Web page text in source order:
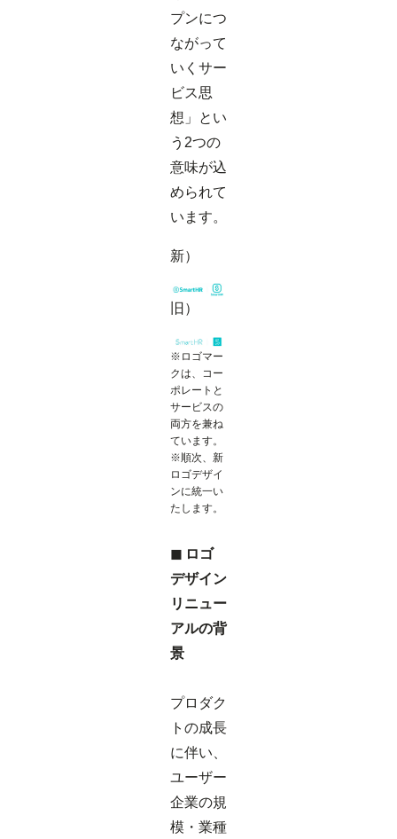
プンにつ
ながって
いくサー
ビス思
想」とい
う2つの
意味が込
められて
います。
新）
旧）
※ロゴマー
クは、コー
ポレートと
サービスの
両方を兼ね
ています。
※順次、新
ロゴデザイ
ンに統一い
たします。
◼ ロゴ
デザイン
リニュー
アルの背
景
プロダク
トの成長
に伴い、
ユーザー
企業の規
模・業種